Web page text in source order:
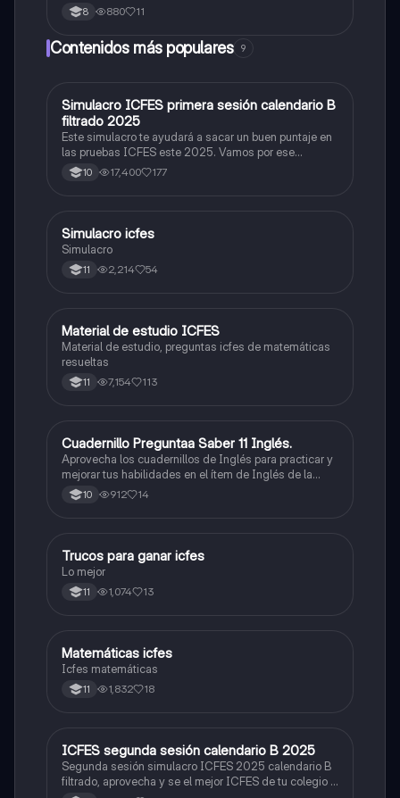
8 880 11
Contenidos más populares 9
ICFES: Matemáticas
Simulacro ICFES primera sesión calendario B
filtrado 2025
Este simulacro te ayudará a sacar un buen puntaje en
las pruebas ICFES este 2025. Vamos por ese
500/500. Y poder ser admitido en la universidad que
quieras, estudiar la carrera que quieres y no la que te
10 17,400 177
ICFES: Lectura Crítica
Simulacro icfes
Simulacro
11 2,214 54
ICFES: Matemáticas
Material de estudio ICFES
Material de estudio, preguntas icfes de matemáticas
resueltas
11 7,154 113
ICFES: Inglés
Cuadernillo Preguntaa Saber 11 Inglés.
Aprovecha los cuadernillos de Inglés para practicar y
mejorar tus habilidades en el ítem de Inglés de la
Prueba Saber 11. 🫡
10 912 14
Química
Trucos para ganar icfes
Lo mejor
11 1,074 13
ICFES: Matemáticas
Matemáticas icfes
Icfes matemáticas
11 1,832 18
ICFES: Lectura Crítica
ICFES segunda sesión calendario B 2025
Segunda sesión simulacro ICFES 2025 calendario B
filtrado, aprovecha y se el mejor ICFES de tu colegio y